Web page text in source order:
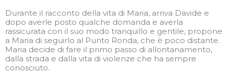
Durante il racconto della vita di Maria, arriva Davide e
dopo averle posto qualche domanda e averla
rassicurata con il suo modo tranquillo e gentile, propone
a Maria di seguirlo al Punto Ronda, che è poco distante.
Maria decide di fare il primo passo di allontanamento,
dalla strada e dalla vita di violenze che ha sempre
conosciuto.